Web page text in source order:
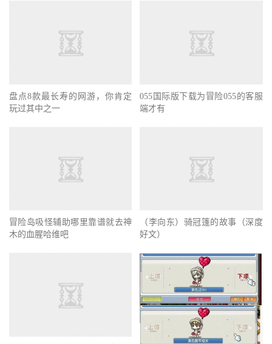
盘点8款最长寿的网游，你肯定
玩过其中之一
055国际版下载为冒险055的客服
端才有
冒险岛吸怪辅助哪里靠谱就去神
木的血腥哈维吧
（李向东）骑冠篷的故事（深度
好文）